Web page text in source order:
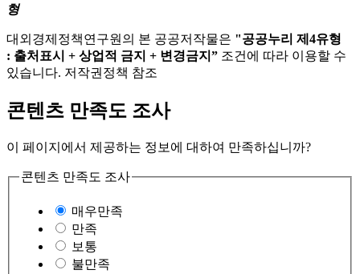
형
대외경제정책연구원의 본 공공저작물은 "공공누리 제4유형
: 출처표시 + 상업적 금지 + 변경금지” 조건에 따라 이용할 수
있습니다. 저작권정책 참조
콘텐츠 만족도 조사
이 페이지에서 제공하는 정보에 대하여 만족하십니까?
콘텐츠 만족도 조사
매우만족
만족
보통
불만족